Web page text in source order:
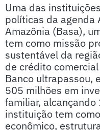
Uma das
políticas da agenda
Amazônia (Basa),
tem como missão
sustentável da
de crédito
Banco ultrapassou,
505 milhões em
familiar,
instituição tem
econômico,